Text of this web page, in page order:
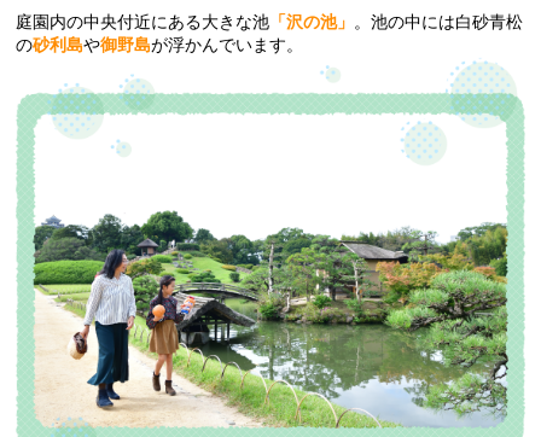
庭園内の中央付近にある大きな池 「沢の池」 。池の中には白砂青松
の砂利島や御野島が浮かんでいます。